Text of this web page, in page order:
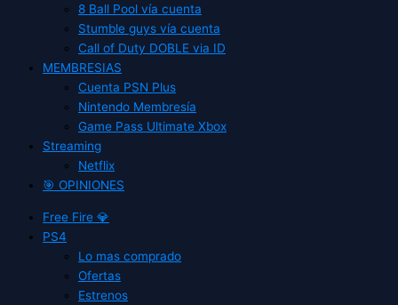
8 Ball Pool vía cuenta
Stumble guys vía cuenta
Call of Duty DOBLE via ID
MEMBRESIAS
Cuenta PSN Plus
Nintendo Membresía
Game Pass Ultimate Xbox
Streaming
Netflix
🎯 OPINIONES
Free Fire 💎
PS4
Lo mas comprado
Ofertas
Estrenos